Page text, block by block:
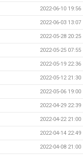
2022-06-10 19:56
2022-06-03 13:07
2022-05-28 20:25
2022-05-25 07:55
2022-05-19 22:36
2022-05-12 21:30
2022-05-06 19:00
2022-04-29 22:39
2022-04-22 21:00
2022-04-14 22:49
2022-04-08 21:00